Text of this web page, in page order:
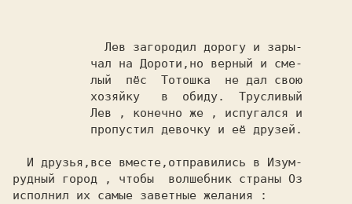
           лый  пёс
Тотошка
не дал свою
рудный город , чтобы
исполнил их самые заветные желания :